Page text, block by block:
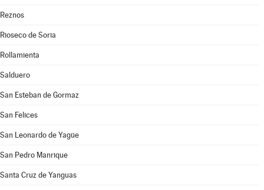
Reznos
Rioseco de Soria
Rollamienta
Salduero
San Esteban de Gormaz
San Felices
San Leonardo de Yagüe
San Pedro Manrique
Santa Cruz de Yanguas